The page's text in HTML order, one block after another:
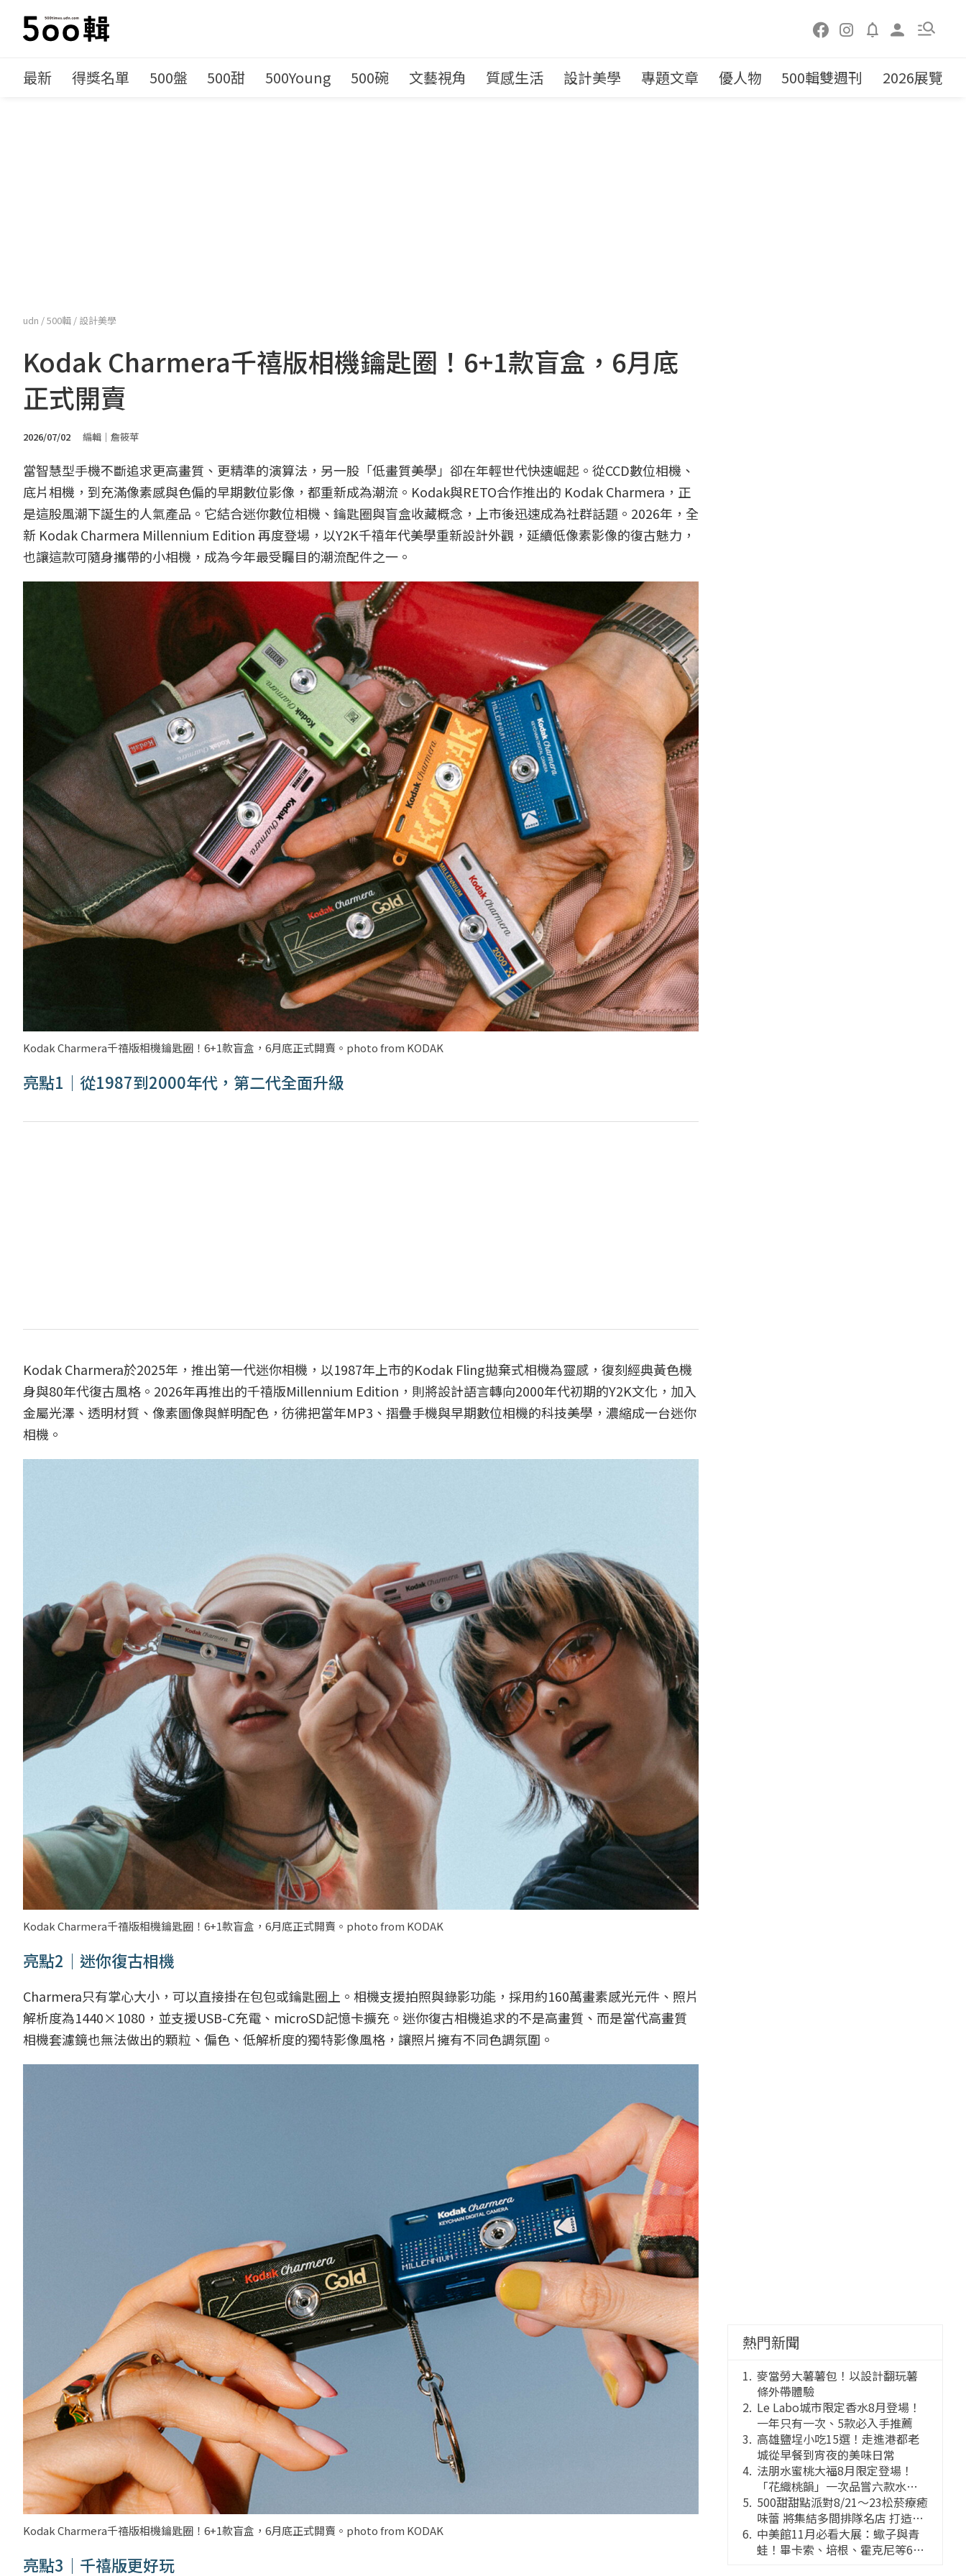
最新 得獎名單 500盤 500甜 500Young 500碗 文藝視角 質感生活 設計美學 專題文章 優人物 500輯雙週刊 2026展覽
udn /500輯 / 設計美學
Kodak Charmera千禧版相機鑰匙圈！6+1款盲盒，6月底
正式開賣
2026/07/02 編輯｜詹筱苹
當智慧型手機不斷追求更高畫質、更精準的演算法，另一股「低畫質美學」卻在年輕世代快速崛起。從CCD數位相機、
底片相機，到充滿像素感與色偏的早期數位影像，都重新成為潮流。Kodak與RETO合作推出的 Kodak Charmera，正
是這股風潮下誕生的人氣產品。它結合迷你數位相機、鑰匙圈與盲盒收藏概念，上市後迅速成為社群話題。2026年，全
新 Kodak Charmera Millennium Edition 再度登場，以Y2K千禧年代美學重新設計外觀，延續低像素影像的復古魅力，
也讓這款可隨身攜帶的小相機，成為今年最受矚目的潮流配件之一。
Kodak Charmera千禧版相機鑰匙圈！6+1款盲盒，6月底正式開賣。photo from KODAK
亮點1｜從1987到2000年代，第二代全面升級
Kodak Charmera於2025年，推出第一代迷你相機，以1987年上市的Kodak Fling拋棄式相機為靈感，復刻經典黃色機
身與80年代復古風格。2026年再推出的千禧版Millennium Edition，則將設計語言轉向2000年代初期的Y2K文化，加入
金屬光澤、透明材質、像素圖像與鮮明配色，彷彿把當年MP3、摺疊手機與早期數位相機的科技美學，濃縮成一台迷你
相機。
Kodak Charmera千禧版相機鑰匙圈！6+1款盲盒，6月底正式開賣。photo from KODAK
亮點2｜迷你復古相機
Charmera只有掌心大小，可以直接掛在包包或鑰匙圈上。相機支援拍照與錄影功能，採用約160萬畫素感光元件、照片
解析度為1440×1080，並支援USB-C充電、microSD記憶卡擴充。迷你復古相機追求的不是高畫質、而是當代高畫質
相機套濾鏡也無法做出的顆粒、偏色、低解析度的獨特影像風格，讓照片擁有不同色調氛圍。
Kodak Charmera千禧版相機鑰匙圈！6+1款盲盒，6月底正式開賣。photo from KODAK
亮點3｜千禧版更好玩
熱門新聞
麥當勞大薯薯包！以設計翻玩薯
條外帶體驗
Le Labo城市限定香水8月登場！
一年只有一次、5款必入手推薦
高雄鹽埕小吃15選！走進港都老
城從早餐到宵夜的美味日常
法朋水蜜桃大福8月限定登場！
「花織桃韻」一次品嘗六款水蜜
桃花果大福
500甜甜點派對8/21～23松菸療癒
味蕾 將集結多間排隊名店 打造靈
感創意的舞台
中美館11月必看大展：蠍子與青
蛙！畢卡索、培根、霍克尼等66